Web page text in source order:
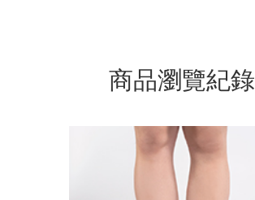
商品瀏覽紀錄